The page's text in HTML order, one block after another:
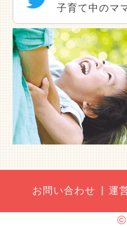
子育て中のマ
お問い合わせ 運